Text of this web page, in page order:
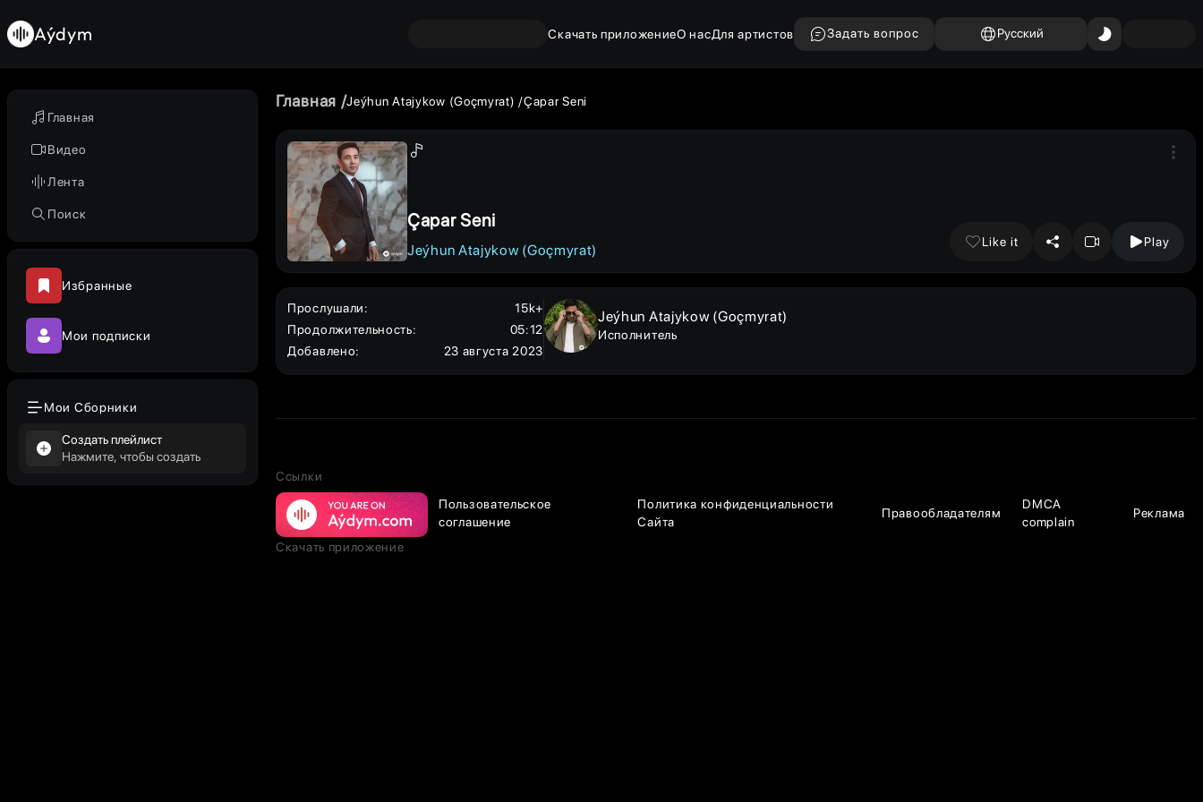
Главная
Видео
Лента
Поиск
Избранные
Мои подписки
Мои Сборники
Создать плейлист
Нажмите, чтобы создать
Aýdym Скачать приложениеО насДля артистов Задать вопрос Русский
Главная Jeýhun Atajykow (Goçmyrat) Çapar Seni
Çapar Seni
Jeýhun Atajykow (Goçmyrat)
Like it Play
Прослушали:
15k+
Продолжительность:
05:12
Добавлено: 23 августа 2023
Jeýhun Atajykow (Goçmyrat)
Исполнитель
Ссылки
Пользовательское
соглашение
Политика конфиденциальности
Сайта
Правообладателям
DMCA
complain
Реклама
Скачать приложение